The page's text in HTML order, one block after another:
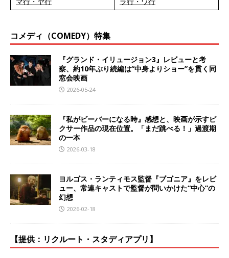
コメディ（COMEDY）特集
『グランド・イリュージョン3』レビューと考
察、約10年ぶり続編は“中身よりショー”を貫く同
窓会映画
2026-05-24
『私がビーバーになる時』感想と、映画が示すピ
クサー作品の現在位置。「まだ跳べる！」過渡期
の一本
2026-03-18
ヨルゴス・ランティモス監督『ブゴニア』をレビ
ュー、常連キャストで監督が問いかけた“中心”の
幻想
2026-02-18
【提供：リクルート・スタディアプリ】